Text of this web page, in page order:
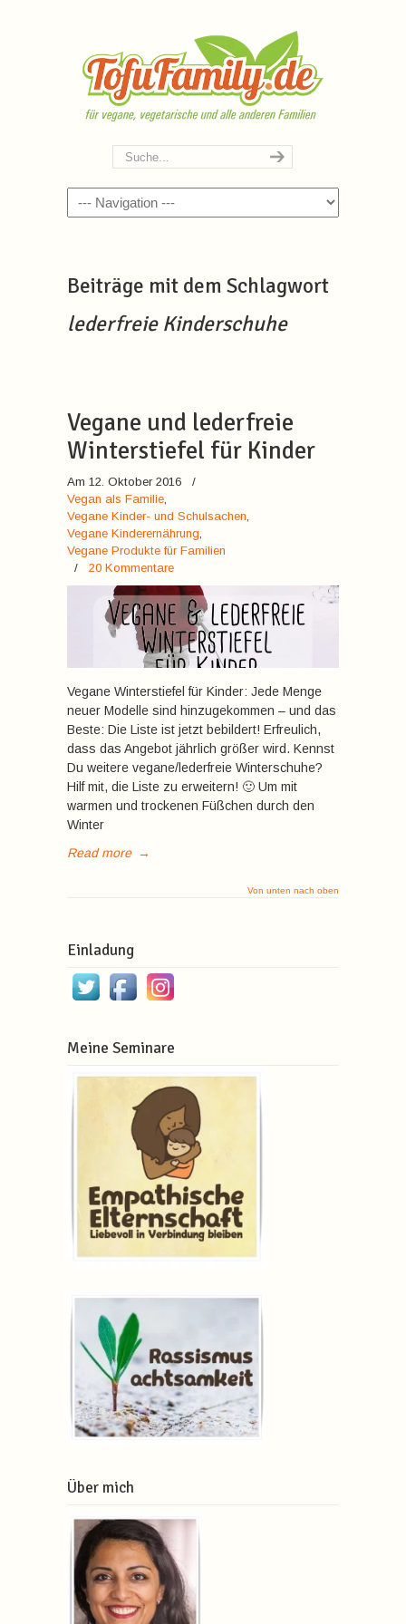
Navigation
Beiträge mit dem Schlagwort
lederfreie Kinderschuhe
Vegane und lederfreie
Winterstiefel für Kinder
Am 12. Oktober 2016
/
Vegan als Familie,
Vegane Kinder- und Schulsachen,
Vegane Kinderernährung,
Vegane Produkte für Familien
/ 20 Kommentare
Vegane Winterstiefel für Kinder: Jede Menge
neuer Modelle sind hinzugekommen – und das
Beste: Die Liste ist jetzt bebildert! Erfreulich,
dass das Angebot jährlich größer wird. Kennst
Du weitere vegane/lederfreie Winterschuhe?
Hilf mit, die Liste zu erweitern! 🙂 Um mit
warmen und trockenen Füßchen durch den
Winter
Read more →
Von unten nach oben
Einladung
Meine Seminare
Über mich